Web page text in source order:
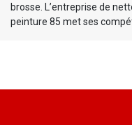
brosse. L’entreprise de
peinture 85 met ses